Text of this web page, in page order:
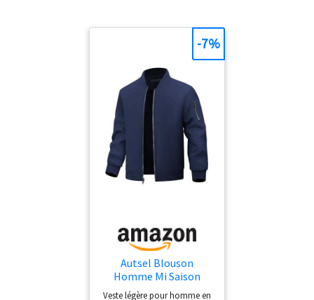
gardant les éléments de mère
nature à l'extérieur, tout en
permettant à l'intérieur de
respirer, vous gardant au sec et à
l'aise quelles que soient les
conditions. Design classique 3 en
1 : ce manteau d'hiver est la
solution classique 3 en 1. Doté
d'une coque extérieure
imperméable et d'une couche
intérieure en polaire super
capuche réglable avec cordon de
serrage, ventilation sous les
bras, deux poches latérales
zippées, une poche intérieure de
sécurité, des poignets réglables,
Autsel Blouson
Homme Mi Saison
Veste Décontracté
Veste légère pour homme en
-7%